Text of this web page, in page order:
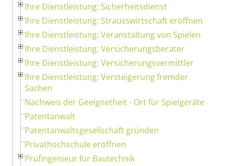
Ihre Dienstleistung: Sicherheitsdienst
Ihre Dienstleistung: Strausswirtschaft eröffnen
Ihre Dienstleistung: Veranstaltung von Spielen
Ihre Dienstleistung: Versicherungsberater
Ihre Dienstleistung: Versicherungsvermittler
Ihre Dienstleistung: Versteigerung fremder
Sachen
Nachweis der Geeignetheit - Ort für Spielgeräte
Patentanwalt
Patentanwaltsgesellschaft gründen
Privathochschule eröffnen
Prüfingenieur für Bautechnik